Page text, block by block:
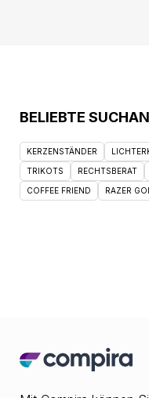
BELIEBTE
KERZENSTÄNDER
TRIKOTS RECHTSBERAT
COFFEE FRIEND RAZER